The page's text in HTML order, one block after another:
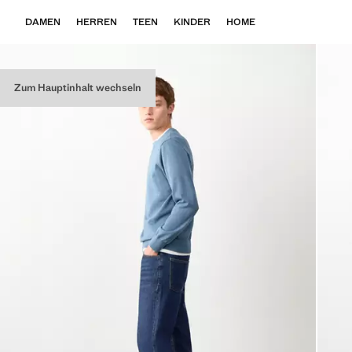
Zum Hauptinhalt wechseln
DAMEN HERREN TEEN KINDER HOME